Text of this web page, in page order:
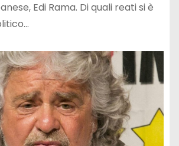
Edi Rama. Di quali reati si è